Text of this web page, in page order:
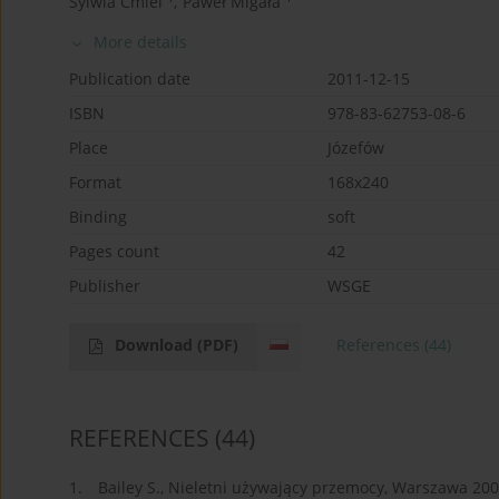
More details
Publication date
2011-12-15
ISBN
978-83-62753-08-6
Place
Józefów
Format
168x240
Binding
soft
Pages count
42
Publisher
WSGE
Download (PDF) References (44)
REFERENCES (44)
1. Bailey S., Nieletni używający przemocy, Warszawa